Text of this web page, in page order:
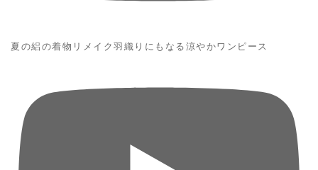
夏の絽の着物リメイク羽織りにもなる涼やかワンピース